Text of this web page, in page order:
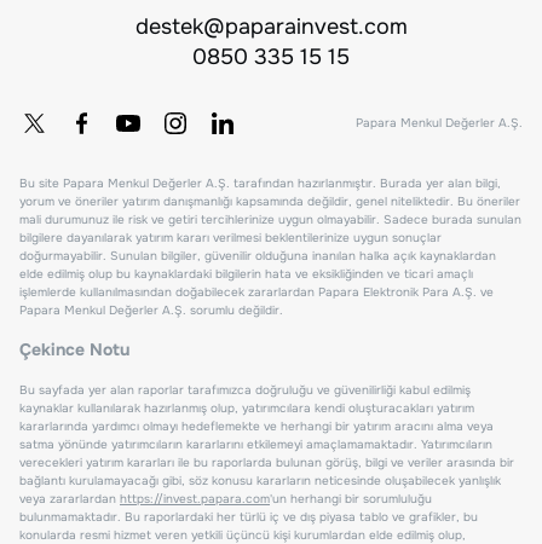
destek@paparainvest.com
0850 335 15 15
Papara Menkul Değerler A.Ş.
Bu site Papara Menkul Değerler A.Ş. tarafından hazırlanmıştır. Burada yer alan bilgi,
yorum ve öneriler yatırım danışmanlığı kapsamında değildir, genel niteliktedir. Bu öneriler
mali durumunuz ile risk ve getiri tercihlerinize uygun olmayabilir. Sadece burada sunulan
bilgilere dayanılarak yatırım kararı verilmesi beklentilerinize uygun sonuçlar
doğurmayabilir. Sunulan bilgiler, güvenilir olduğuna inanılan halka açık kaynaklardan
elde edilmiş olup bu kaynaklardaki bilgilerin hata ve eksikliğinden ve ticari amaçlı
işlemlerde kullanılmasından doğabilecek zararlardan Papara Elektronik Para A.Ş. ve
Papara Menkul Değerler A.Ş. sorumlu değildir.
Çekince Notu
Bu sayfada yer alan raporlar tarafımızca doğruluğu ve güvenilirliği kabul edilmiş
kaynaklar kullanılarak hazırlanmış olup, yatırımcılara kendi oluşturacakları yatırım
kararlarında yardımcı olmayı hedeflemekte ve herhangi bir yatırım aracını alma veya
satma yönünde yatırımcıların kararlarını etkilemeyi amaçlamamaktadır. Yatırımcıların
verecekleri yatırım kararları ile bu raporlarda bulunan görüş, bilgi ve veriler arasında bir
bağlantı kurulamayacağı gibi, söz konusu kararların neticesinde oluşabilecek yanlışlık
veya zararlardan https://invest.papara.com'un herhangi bir sorumluluğu
bulunmamaktadır. Bu raporlardaki her türlü iç ve dış piyasa tablo ve grafikler, bu
konularda resmi hizmet veren yetkili üçüncü kişi kurumlardan elde edilmiş olup,